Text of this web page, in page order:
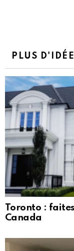
PLUS
Toronto :
Canada